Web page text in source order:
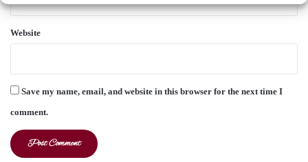
Website
Save my name, email, and website in this browser for the next time I
comment.